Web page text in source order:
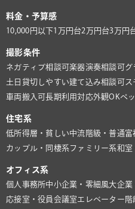
料金・予算感
10,000円以下1万円台2万円台3万円
撮影条件
ネガティブ相談可楽器演奏相談可 グ
土日貸切しやすい建て込み相談可 ス
車両搬入可長期利用対応外観OKペ
住宅系
低所得層・貧しい中流階級・普通富
カップル・同棲系ファミリー系和室
オフィス系
個人事務所中小企業・零細風大企業
応接室・役員会議室 エレベーター 階